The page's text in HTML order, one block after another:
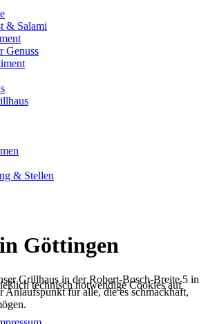
& Salami
Genuss
& Stellen
Göttingen
Grillhaus in der Robert-Bosch-Breite 5 in
Anlaufspunkt für alle, die es schmackhaft,
technisch notwendige Cookies auf